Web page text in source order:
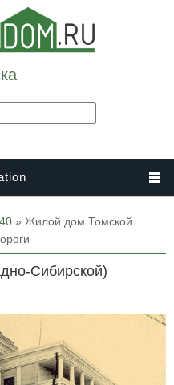
» Жилой дом Томской
Сибирской)